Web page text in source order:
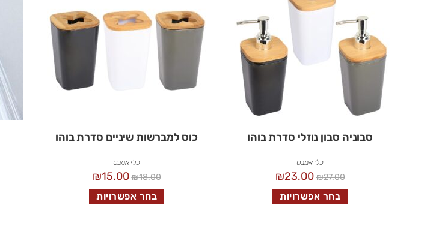
סבוניה סבון נוזלי סדרת בוהו
כלי אמבט
₪27.00
₪23.00
בחר אפשרויות
כוס למברשות שיניים סדרת בוהו
כלי אמבט
₪18.00
₪15.00
בחר אפשרויות